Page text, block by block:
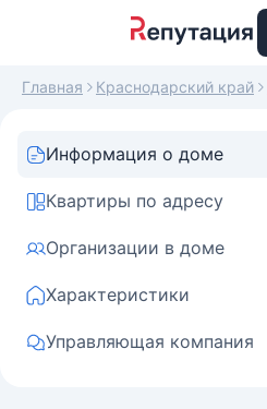
Главная Краснодарский край
Информация о доме
Квартиры по адресу
Организации в доме
Характеристики
Управляющая компания